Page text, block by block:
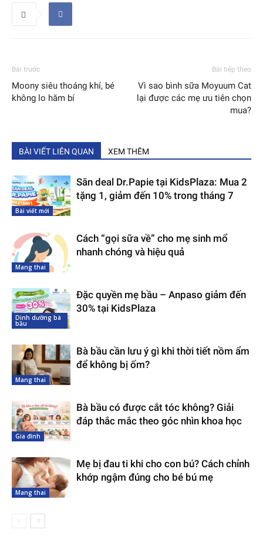
Bài trước
Moony siêu thoáng khí, bé
không lo hăm bí
Bài tiếp theo
Vì sao bình sữa Moyuum Cat
lại được các mẹ ưu tiên chọn
mua?
BÀI VIẾT LIÊN QUAN XEM THÊM
Bài viết mới
Săn deal Dr.Papie tại KidsPlaza: Mua 2
tặng 1, giảm đến 10% trong tháng 7
Mang thai
Cách “gọi sữa về” cho mẹ sinh mổ
nhanh chóng và hiệu quả
Dinh dưỡng bà
bầu
Đặc quyền mẹ bầu – Anpaso giảm đến
30% tại KidsPlaza
Mang thai
Bà bầu cần lưu ý gì khi thời tiết nồm ẩm
để không bị ốm?
Gia đình
Bà bầu có được cắt tóc không? Giải
đáp thắc mắc theo góc nhìn khoa học
Mang thai
Mẹ bị đau ti khi cho con bú? Cách chỉnh
khớp ngậm đúng cho bé bú mẹ